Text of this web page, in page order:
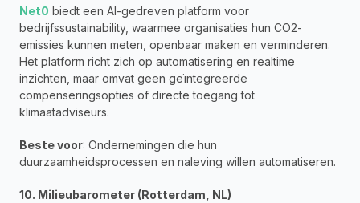
Net0 biedt een AI-gedreven platform voor
bedrijfssustainability, waarmee organisaties hun CO2-
emissies kunnen meten, openbaar maken en verminderen.
Het platform richt zich op automatisering en realtime
inzichten, maar omvat geen geïntegreerde
compenseringsopties of directe toegang tot
klimaatadviseurs.
Beste voor: Ondernemingen die hun
duurzaamheidsprocessen en naleving willen automatiseren.
10. Milieubarometer (Rotterdam, NL)